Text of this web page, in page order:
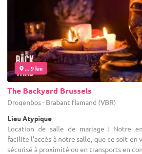
... 9 km
The Backyard Brussels
Drogenbos - Brabant flamand (VBR)
Lieu Atypique
Location de salle de mariage : Notre
facilite l'accès à notre salle, que ce soit en
sécurisé à proximité ou en transports en